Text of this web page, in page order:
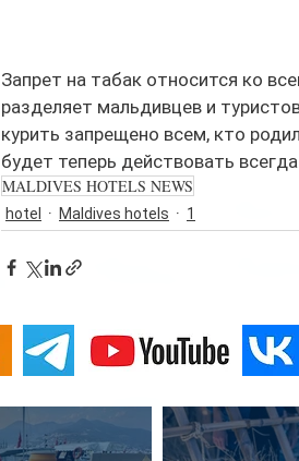
Запрет на табак относится ко
разделяет мальдивцев и
курить запрещено всем, кто
будет теперь действовать
MALDIVES HOTELS NEWS
hotel Maldives hotels 1